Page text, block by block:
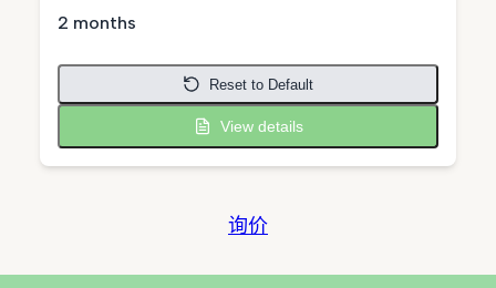
2 months
Reset to Default
View details
询价